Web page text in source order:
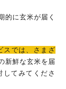
的に玄米が届く
スでは、さまざ
新鮮な玄米を届
てみてくださ